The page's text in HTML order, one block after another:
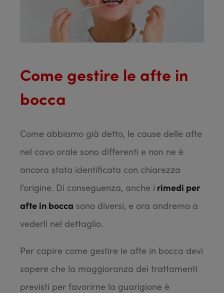
Come gestire le afte in
bocca
Come abbiamo già detto, le cause delle afte
nel cavo orale sono differenti e non ne è
ancora stata identificata con chiarezza
l’origine. Di conseguenza, anche i rimedi per
afte in bocca sono diversi, e ora andremo a
vederli nel dettaglio.
Per capire come gestire le afte in bocca devi
sapere che la maggioranza dei trattamenti
previsti per favorirne la guarigione è